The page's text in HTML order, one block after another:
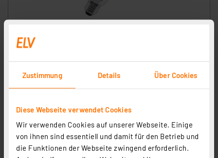
Zustimmung Details Über Cookies
Diese Webseite verwendet Cookies
Wir verwenden Cookies auf unserer Webseite. Einige
von ihnen sind essentiell und damit für den Betrieb und
die Funktionen der Webseite zwingend erforderlich.
dimmbar, IP20, klar
13.39 CHF